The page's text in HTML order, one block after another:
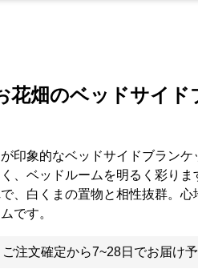
花畑のベッドサイド
印象的なベッドサイドブランケ
、ベッドルームを明るく彩りま
、白くまの置物と相性抜群。心
です。
ご注文確定から7~28日でお届け